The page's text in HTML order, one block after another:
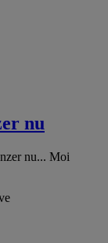
nu
nu... Moi